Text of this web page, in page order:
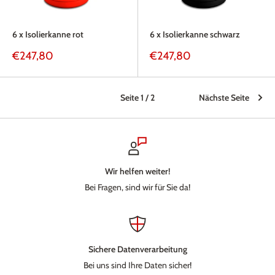
6 x Isolierkanne rot
Sonderpreis
€247,80
6 x Isolierkanne schwarz
Sonderpreis
€247,80
Seite 1 / 2 Nächste Seite
Wir helfen weiter!
Bei Fragen, sind wir für Sie da!
Sichere Datenverarbeitung
Bei uns sind Ihre Daten sicher!